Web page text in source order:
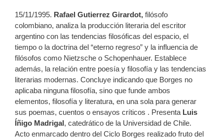
15/11/1995. Rafael Gutierrez Girardot, filósofo
colombiano, analiza la producción literaria del escritor
argentino con las tendencias filosóficas del espacio, el
tiempo o la doctrina del “eterno regreso” y la influencia de
filósofos como Nietzsche o Schopenhauer. Establece
además, la relación entre poesía y filosofía y las tendencias
literarias modernas. Concluye indicando que Borges no
aplicaba ninguna filosofía, sino que funde ambos
elementos, filosofía y literatura, en una sola para generar
sus poemas, cuentos o ensayos críticos . Presenta Luis
Íñigo Madrigal, catedrático de la Universidad de Chile.
Acto enmarcado dentro del Ciclo Borges realizado fruto del